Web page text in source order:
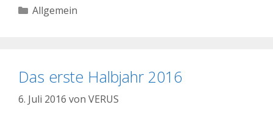
Kategorien
Allgemein
Das erste Halbjahr 2016
6. Juli 2016 von VERUS